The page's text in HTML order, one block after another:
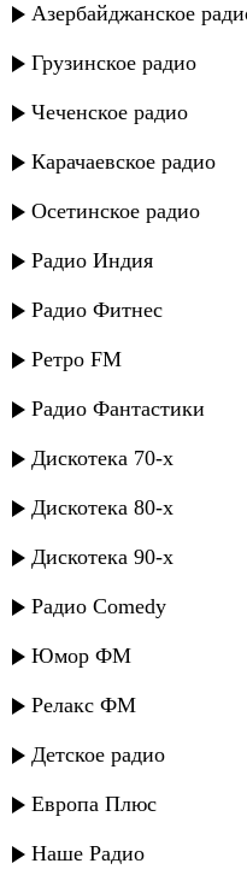
Азербайджанское
Грузинское радио
Чеченское радио
Карачаевское радио
Осетинское радио
Радио Индия
Радио Фитнес
Ретро FM
Радио Фантастики
Дискотека 70-х
Дискотека 80-х
Дискотека 90-х
Радио Comedy
Юмор ФМ
Релакс ФМ
Детское радио
Европа Плюс
Наше Радио
Штул группа -
Штул группа -
Гапцах группа -
Девран группа -
Нур группа -
Тайфун группа -
Кавказ группа -
Сувар группа -